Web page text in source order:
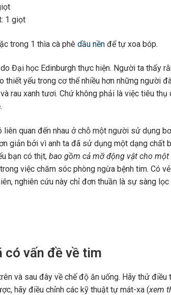
1 giọt
trong 1 thìa cà phê dầu nền để tự xoa bóp.
Đại học Edinburgh thực hiện. Người ta thấy
yếu trong cơ thể nhiều hơn những người
rau xanh tươi. Chứ không phải là việc tiêu
liên quan đến nhau ở chỗ một người sử dụng
giản bởi vì anh ta đã sử dụng một dạng chất
bạn có thịt, bao gồm cả mỡ động vật cho một
việc chăm sóc phòng ngừa bệnh tim. Có
nghiên cứu này chỉ đơn thuần là sự sàng
có vấn đề về tim
và sau đây về chế độ ăn uống. Hãy thử
hãy điều chỉnh các kỹ thuật tự mát-xa (xem